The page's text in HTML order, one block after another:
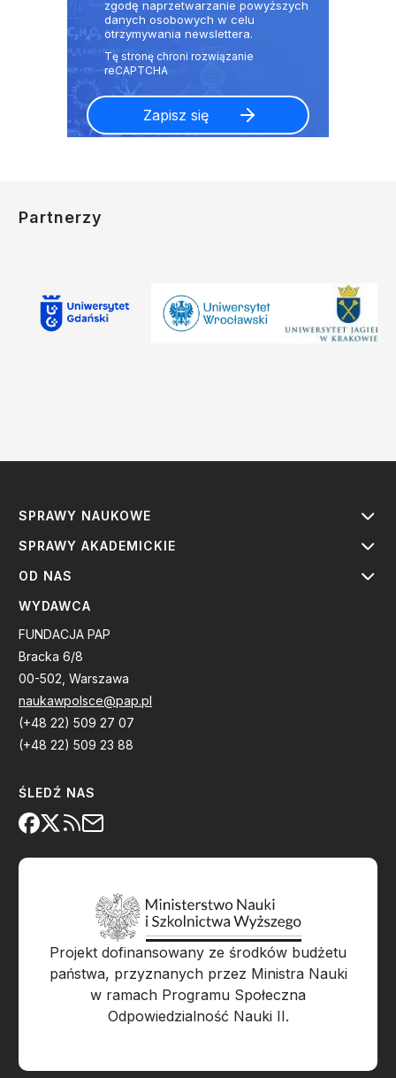
zgodę naprzetwarzanie powyższych
danych osobowych w celu
otrzymywania newslettera.
Partnerzy
SPRAWY NAUKOWE
SPRAWY AKADEMICKIE
OD NAS
WYDAWCA
FUNDACJA PAP
Bracka 6/8
00-502, Warszawa
naukawpolsce@pap.pl
(+48 22) 509 27 07
(+48 22) 509 23 88
ŚLEDŹ NAS
Projekt dofinansowany ze środków budżetu
państwa, przyznanych przez Ministra Nauki
w ramach Programu Społeczna
Odpowiedzialność Nauki II.